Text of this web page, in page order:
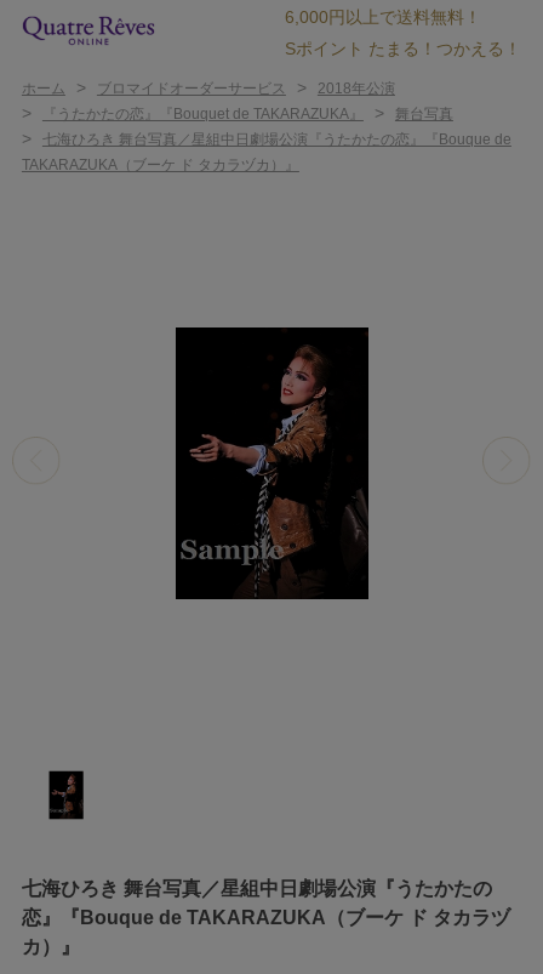
6,000円以上で送料無料！
Sポイント たまる！つかえる！
ホーム > ブロマイドオーダーサービス > 2018年公演
> 『うたかたの恋』『Bouquet de TAKARAZUKA』 > 舞台写真
>
七海ひろき 舞台写真／星組中日劇場公演『うたかたの恋』『Bouque de
TAKARAZUKA（ブーケ ド タカラヅカ）』
七海ひろき 舞台写真／星組中日劇場公演『うたかたの
恋』『Bouque de TAKARAZUKA（ブーケ ド タカラヅ
カ）』